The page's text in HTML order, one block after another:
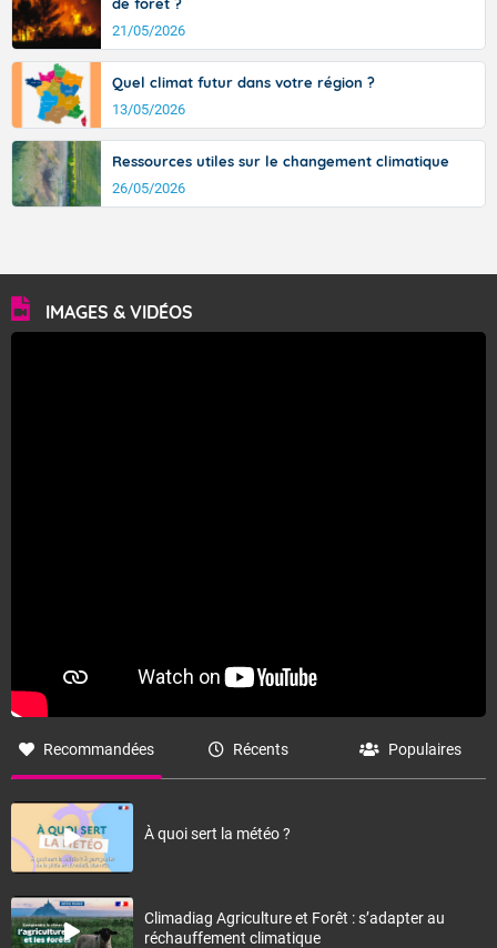
21/05/2026
Quel climat futur dans votre région ?
13/05/2026
Ressources utiles sur le changement climatique
26/05/2026
IMAGES & VIDÉOS
Recommandées Récents Populaires
À quoi sert la météo ?
Climadiag Agriculture et Forêt : s’adapter au
réchauffement climatique